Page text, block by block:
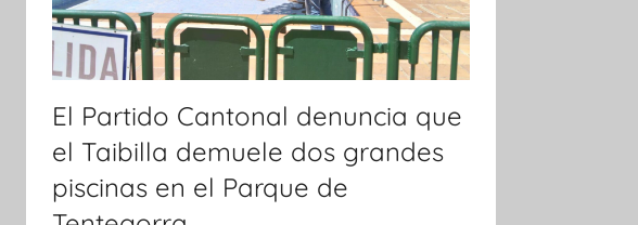
El Partido Cantonal denuncia que
el Taibilla demuele dos grandes
piscinas en el Parque de